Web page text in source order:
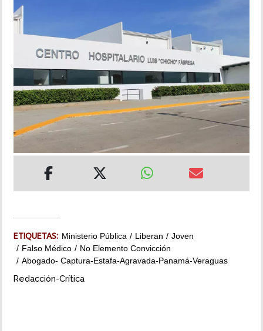
DEPORTES
MUNDO
INSÓLITAS
MULTIMEDIA
IMPRESO
ETIQUETAS: Ministerio Pública Liberan
Joven
Falso Médico
No Elemento Convicción
Abogado- Captura-Estafa-Agravada-Panamá-Veraguas
Redacción-Crítica